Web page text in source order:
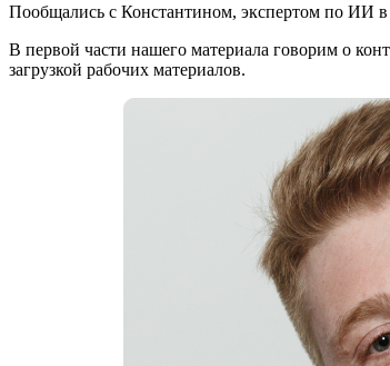
Пообщались с Константином, экспертом по ИИ в
В первой части нашего материала говорим о
загрузкой рабочих материалов.